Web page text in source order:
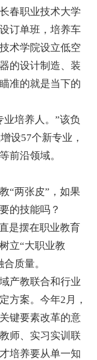
春职业技术大学
订单班，培养车
术学院设立低空
的设计制造、装
准的就是当下的
培养人。”该负
设57个新专业，
前沿领域。
两张皮”，如果
的技能吗？
是摆在职业教育
立“大职业教
质量。
产教联合和行业
方案。今年2月，
键要素改革的意
师、实习实训联
培养要从单一知